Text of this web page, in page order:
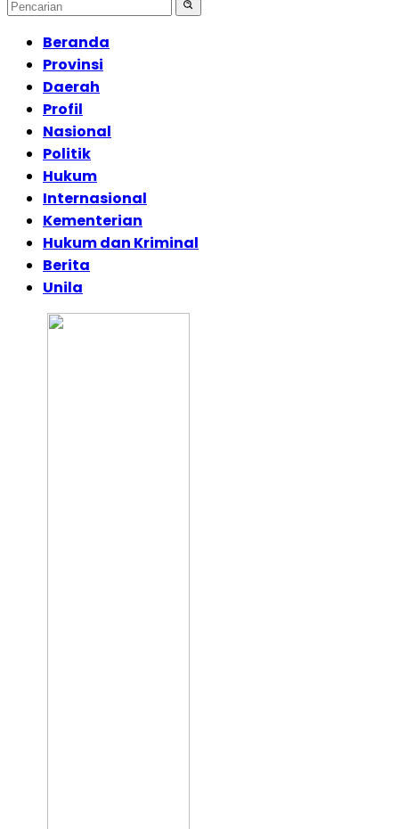
Beranda
Provinsi
Daerah
Profil
Nasional
Politik
Hukum
Internasional
Kementerian
Hukum dan Kriminal
Berita
Unila